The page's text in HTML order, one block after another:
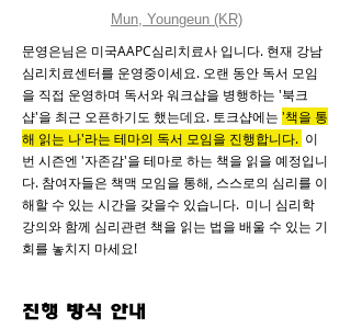
Mun, Youngeun (KR)
문영은님은 미국AAPC심리치료사 입니다. 현재 강남
심리치료센터를 운영중이세요. 오랜 동안 독서 모임
을 직접 운영하며 독서와 워크샵을 병행하는 '북크
샵'을 최근 오픈하기도 했는데요. 토크샵에는 '책을 통
해 읽는 나'라는 테마의 독서 모임을 진행합니다. 이
번 시즌엔 '자존감'을 테마로 하는 책을 읽을 예정입니
다. 참여자들은 책맥 모임을 통해, 스스로의 심리를 이
해할 수 있는 시간을 갖을수 있습니다. 미니 심리학
강의와 함께 심리관련 책을 읽는 법을 배울 수 있는 기
회를 놓치지 마세요!
진행 방식 안내